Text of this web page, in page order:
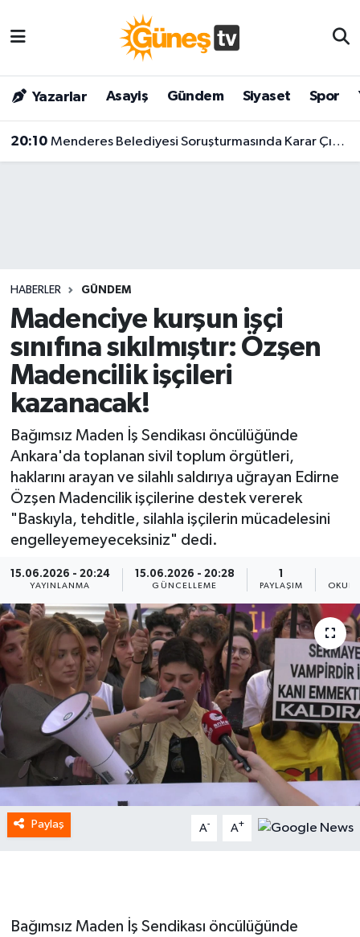
Yazarlar Asayiş Gündem Siyaset Spor
20:10 Menderes Belediyesi Soruşturmasında Karar Çıktı! Başkan Ve 9 Kişi Tutuklandı
HABERLER GÜNDEM
Madenciye kurşun işçi
sınıfına sıkılmıştır: Özşen
Madencilik işçileri
kazanacak!
Bağımsız Maden İş Sendikası öncülüğünde
Ankara'da toplanan sivil toplum örgütleri,
haklarını arayan ve silahlı saldırıya uğrayan Edirne
Özşen Madencilik işçilerine destek vererek
"Baskıyla, tehditle, silahla işçilerin mücadelesini
engelleyemeyeceksiniz" dedi.
15.06.2026 - 20:24
YAYINLANMA
15.06.2026 - 20:28
GÜNCELLEME PAYLAŞIM
Paylaş A- A+
Bağımsız Maden İş Sendikası öncülüğünde
Bilim & Teknoloji
Dünya
Magazin
Siyaset
Spor
Yaşam
Malatya Nöbetçi Eczaneler
Malatya Hava Durumu
Malatya Namaz Vakitleri
Son Dakika Haberleri
Haber Arşivi